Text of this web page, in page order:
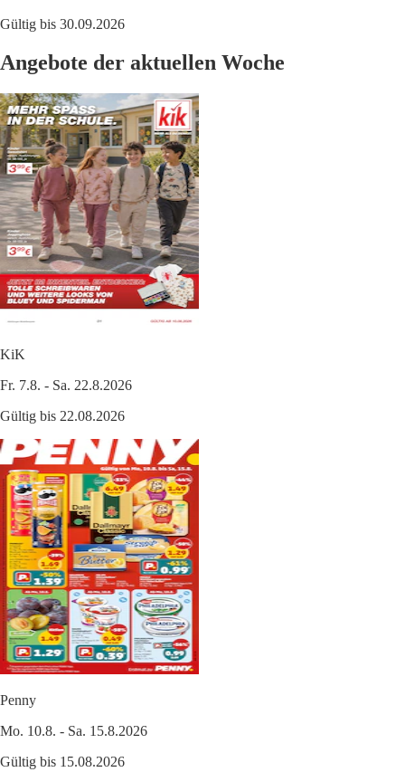
Gültig bis 30.09.2026
Angebote der aktuellen Woche
KiK
Fr. 7.8. - Sa. 22.8.2026
Gültig bis 22.08.2026
Penny
Mo. 10.8. - Sa. 15.8.2026
Gültig bis 15.08.2026